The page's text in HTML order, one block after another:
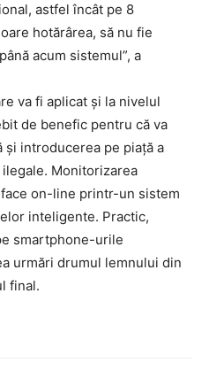
astfel încât pe 8
hotărârea, să nu fie
acum sistemul”, a
va fi aplicat şi la nivelul
de benefic pentru că va
introducerea pe piață a
Monitorizarea
on-line printr-un sistem
inteligente. Practic,
smartphone-urile
urmări drumul lemnului din
final.